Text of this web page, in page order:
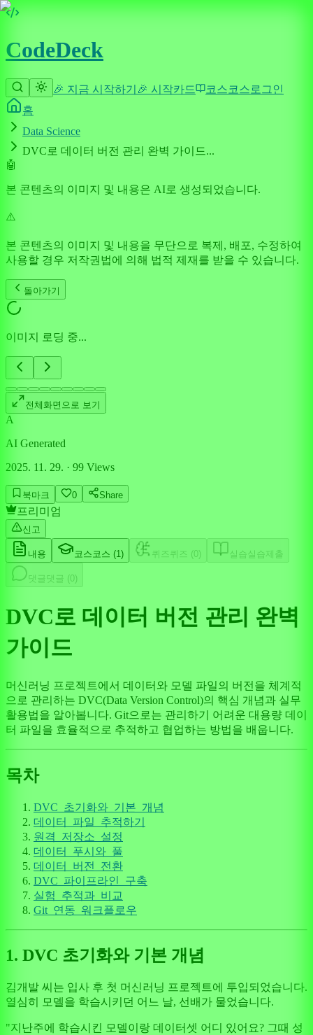
CodeDeck
🎉 지금 시작하기 🎉 시작카드 코스코스 로그인
홈
Data Science
DVC로 데이터 버전 관리 완벽 가이드...
🤖
본 콘텐츠의 이미지 및 내용은 AI로 생성되었습니다.
⚠️
본 콘텐츠의 이미지 및 내용을 무단으로 복제, 배포, 수정하여
사용할 경우 저작권법에 의해 법적 제재를 받을 수 있습니다.
돌아가기
이미지 로딩 중...
전체화면으로 보기
A
AI Generated
2025. 11. 29. · 99 Views
북마크 0 Share
프리미엄
신고
내용 코스 코스 (1 ) 퀴즈 퀴즈 (0 ) 실습실습제출
댓글 댓글 (0 )
DVC로 데이터 버전 관리 완벽
가이드
머신러닝 프로젝트에서 데이터와 모델 파일의 버전을 체계적
으로 관리하는 DVC(Data Version Control)의 핵심 개념과 실무
활용법을 알아봅니다. Git으로는 관리하기 어려운 대용량 데이
터 파일을 효율적으로 추적하고 협업하는 방법을 배웁니다.
목차
DVC_초기화와_기본_개념
데이터_파일_추적하기
원격_저장소_설정
데이터_푸시와_풀
데이터_버전_전환
DVC_파이프라인_구축
실험_추적과_비교
Git_연동_워크플로우
1. DVC 초기화와 기본 개념
김개발 씨는 입사 후 첫 머신러닝 프로젝트에 투입되었습니다.
열심히 모델을 학습시키던 어느 날, 선배가 물었습니다.
"지난주에 학습시킨 모델이랑 데이터셋 어디 있어요? 그때 성